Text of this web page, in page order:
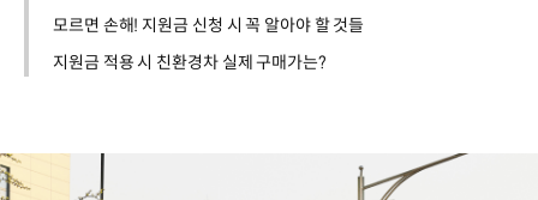
모르면 손해! 지원금 신청 시 꼭 알아야 할 것들
지원금 적용 시 친환경차 실제 구매가는?